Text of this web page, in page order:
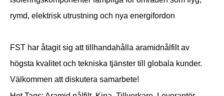
rymd, elektrisk utrustning och nya energifordon
FST har åtagit sig att tillhandahålla aramidnålfilt av
högsta kvalitet och tekniska tjänster till globala kunder.
Välkommen att diskutera samarbete!